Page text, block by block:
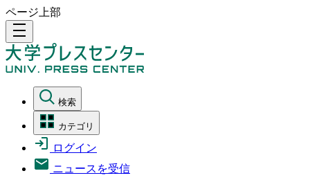
ページ上部
density_medium
検索
カテゴリ
ログイン
ニュースを受信